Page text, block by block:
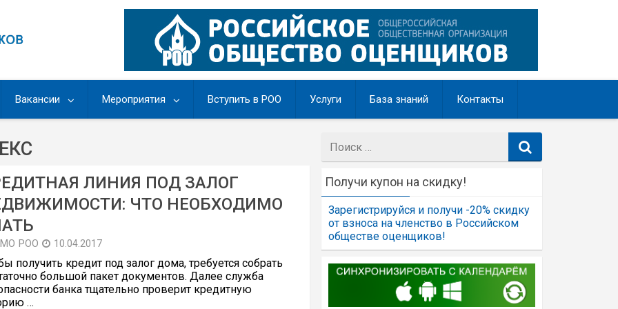
Вакансии Мероприятия Вступить в РОО Услуги База знаний Контакты
ЛИНИЯ ПОД ЗАЛОГ
ЧТО НЕОБХОДИМО
РОО 10.04.2017
получить кредит под залог дома, требуется собрать
большой пакет документов. Далее служба
банка тщательно проверит кредитную
…
Получи купон на скидку!
Зарегистрируйся и получи -20% скидку
от взноса на членство в Российском
обществе оценщиков!